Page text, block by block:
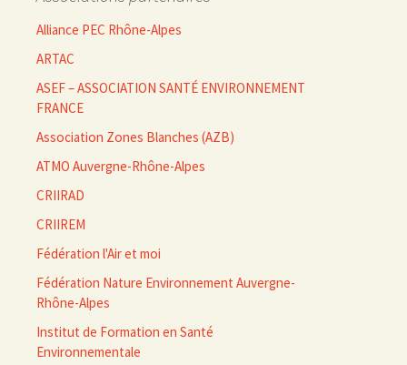
Alliance PEC Rhône-Alpes
ARTAC
ASEF – ASSOCIATION SANTÉ ENVIRONNEMENT
FRANCE
Association Zones Blanches (AZB)
ATMO Auvergne-Rhône-Alpes
CRIIRAD
CRIIREM
Fédération l'Air et moi
Fédération Nature Environnement Auvergne-
Rhône-Alpes
Institut de Formation en Santé
Environnementale